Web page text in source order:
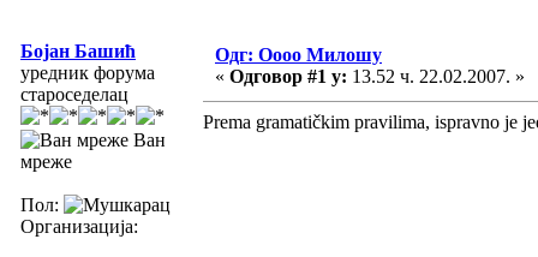
Бојан Башић
уредник форума
староседелац
Ван
мреже
Пол:
Организација:
Одг: Оооо Милошу
« Одговор #1 у: 13.52 ч. 22.02.2007. »
Prema gramatičkim pravilima, ispravno je